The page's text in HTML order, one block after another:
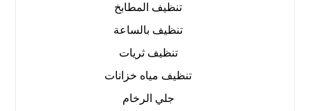
تنظيف المطابخ
تنظيف بالساعة
تنظيف ثريات
تنظيف مياه خزانات
جلي الرخام